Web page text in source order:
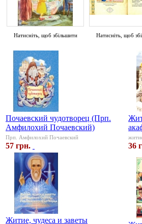
Натисніть, щоб збільшити Натисніть, щоб
Почаевский чудотворец (Прп.
Амфилохий Почаевский)
Прп. Амфилохий Почаевский
57 грн. 36
Житие, чудеса и заветы